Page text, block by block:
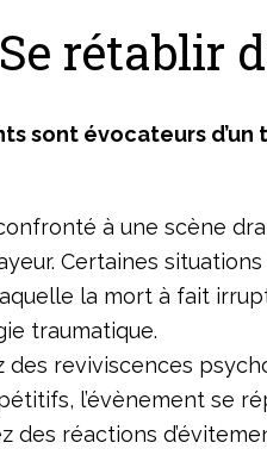
Se rétablir
sont évocateurs
à une scène
Certaines
la mort à fait
traumatique.
des reviviscences
l’évènement se
des réactions